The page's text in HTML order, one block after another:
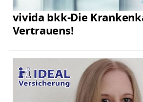
vivida bkk-Die
Vertrauens!